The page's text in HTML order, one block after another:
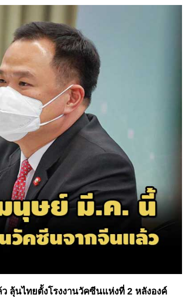
ลุ้นไทยตั้งโรงงานวัคซีนแห่งที่ 2 หลังองค์